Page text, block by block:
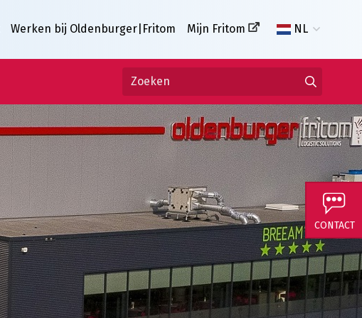
Werken bij Oldenburger|Fritom Mijn Fritom NL
CONTACT